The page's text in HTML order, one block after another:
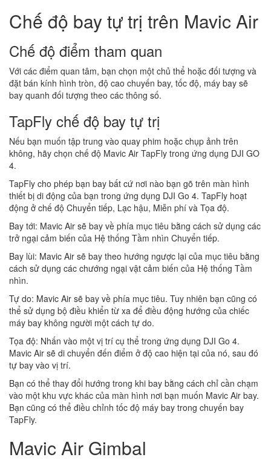
Chế độ bay tự trị trên Mavic Air
Chế độ điểm tham quan
Với các điểm quan tâm, bạn chọn một chủ thể hoặc đối tượng và
đặt bán kính hình tròn, độ cao chuyến bay, tốc độ, máy bay sẽ
bay quanh đối tượng theo các thông số.
TapFly chế độ bay tự trị
Nếu bạn muốn tập trung vào quay phim hoặc chụp ảnh trên
không, hãy chọn chế độ Mavic Air TapFly trong ứng dụng DJI GO
4.
TapFly cho phép bạn bay bất cứ nơi nào bạn gõ trên màn hình
thiết bị di động của bạn trong ứng dụng DJI Go 4. TapFly hoạt
động ở chế độ Chuyển tiếp, Lạc hậu, Miễn phí và Tọa độ.
Bay tới: Mavic Air sẽ bay về phía mục tiêu bằng cách sử dụng các
trở ngại cảm biến của Hệ thống Tầm nhìn Chuyển tiếp.
Bay lùi: Mavic Air sẽ bay theo hướng ngược lại của mục tiêu bằng
cách sử dụng các chướng ngại vật cảm biến của Hệ thống Tầm
nhìn.
Tự do: Mavic Air sẽ bay về phía mục tiêu. Tuy nhiên bạn cũng có
thể sử dụng bộ điều khiển từ xa để điều động hướng của chiếc
máy bay không người một cách tự do.
Tọa độ: Nhấn vào một vị trí cụ thể trong ứng dụng DJI Go 4.
Mavic Air sẽ di chuyển đến điểm ở độ cao hiện tại của nó, sau đó
tự bay vào vị trí.
Bạn có thể thay đổi hướng trong khi bay bằng cách chỉ cần chạm
vào một khu vực khác của màn hình nơi bạn muốn Mavic Air bay.
Bạn cũng có thể điều chỉnh tốc độ máy bay trong chuyến bay
TapFly.
Mavic Air Gimbal